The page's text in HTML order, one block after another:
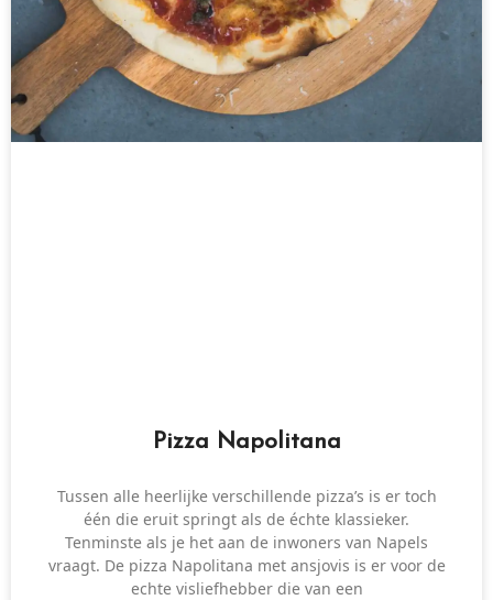
Pizza Napolitana
Tussen alle heerlijke verschillende pizza’s is er toch
één die eruit springt als de échte klassieker.
Tenminste als je het aan de inwoners van Napels
vraagt. De pizza Napolitana met ansjovis is er voor de
echte visliefhebber die van een